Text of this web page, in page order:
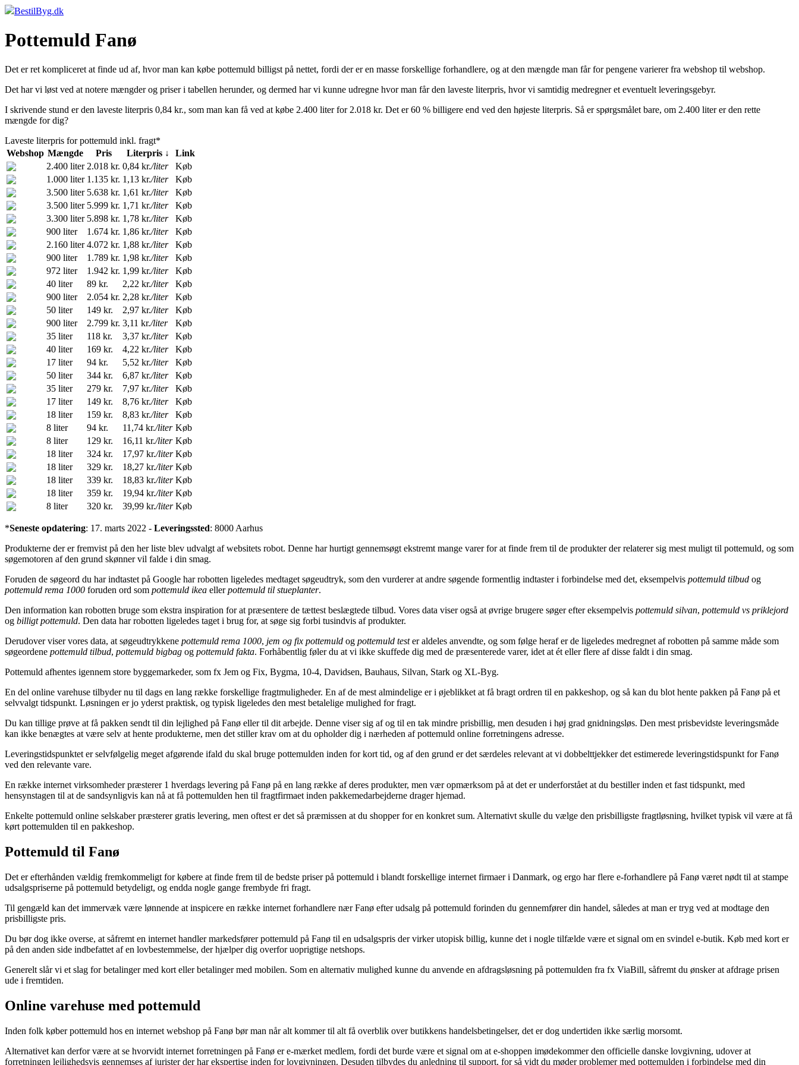
BestilByg.dk
Pottemuld Fanø
Det er ret kompliceret at finde ud af, hvor man kan købe pottemuld billigst på nettet, fordi der er en masse forskellige forhandlere, og at den mængde man får for pengene varierer fra webshop til webshop.
Det har vi løst ved at notere mængder og priser i tabellen herunder, og dermed har vi kunne udregne hvor man får den laveste literpris, hvor vi samtidig medregner et eventuelt leveringsgebyr.
I skrivende stund er den laveste literpris 0,84 kr., som man kan få ved at købe 2.400 liter for 2.018 kr. Det er 60 % billigere end ved den højeste literpris. Så er spørgsmålet bare, om 2.400 liter er den rette
mængde for dig?
Laveste literpris for pottemuld inkl. fragt*
Webshop Mængde Pris Literpris ↓
Link
2.400 liter 2.018 kr. 0,84 kr./liter
Køb
1.000 liter 1.135 kr. 1,13 kr./liter
Køb
3.500 liter 5.638 kr. 1,61 kr./liter
Køb
3.500 liter 5.999 kr. 1,71 kr./liter
Køb
3.300 liter 5.898 kr. 1,78 kr./liter
Køb
900 liter
1.674 kr. 1,86 kr./liter
Køb
2.160 liter 4.072 kr. 1,88 kr./liter
Køb
900 liter
1.789 kr. 1,98 kr./liter
Køb
972 liter
1.942 kr. 1,99 kr./liter
Køb
40 liter
89 kr. 2,22 kr./liter
Køb
900 liter
2.054 kr. 2,28 kr./liter
Køb
50 liter
149 kr. 2,97 kr./liter
Køb
900 liter
2.799 kr. 3,11 kr./liter
Køb
35 liter
118 kr. 3,37 kr./liter
Køb
40 liter
169 kr. 4,22 kr./liter
Køb
17 liter
94 kr. 5,52 kr./liter
Køb
50 liter
344 kr. 6,87 kr./liter
Køb
35 liter
279 kr. 7,97 kr./liter
Køb
17 liter
149 kr. 8,76 kr./liter
Køb
18 liter
159 kr. 8,83 kr./liter
Køb
8 liter
94 kr. 11,74 kr./liter Køb
8 liter
129 kr. 16,11 kr./liter Køb
18 liter
324 kr. 17,97 kr./liter Køb
18 liter
329 kr. 18,27 kr./liter Køb
18 liter
339 kr. 18,83 kr./liter Køb
18 liter
359 kr. 19,94 kr./liter Køb
8 liter
320 kr. 39,99 kr./liter Køb
*Seneste opdatering: 17. marts 2022 - Leveringssted: 8000 Aarhus
Produkterne der er fremvist på den her liste blev udvalgt af websitets robot. Denne har hurtigt gennemsøgt ekstremt mange varer for at finde frem til de produkter der relaterer sig mest muligt til pottemuld, og som
søgemotoren af den grund skønner vil falde i din smag.
Foruden de søgeord du har indtastet på Google har robotten ligeledes medtaget søgeudtryk, som den vurderer at andre søgende formentlig indtaster i forbindelse med det, eksempelvis pottemuld tilbud og
pottemuld rema 1000 foruden ord som pottemuld ikea ellerpottemuld til stueplanter.
Den information kan robotten bruge som ekstra inspiration for at præsentere de tættest beslægtede tilbud. Vores data viser også at øvrige brugere søger efter eksempelvis pottemuld silvan, pottemuld vs priklejord
og billigt pottemuld. Den data har robotten ligeledes taget i brug for, at søge sig forbi tusindvis af produkter.
Derudover viser vores data, at søgeudtrykkene pottemuld rema 1000, jem og fix pottemuld og pottemuld tester aldeles anvendte, og som følge heraf er de ligeledes medregnet af robotten på samme måde som
søgeordene pottemuld tilbud, pottemuld bigbag og pottemuld fakta. Forhåbentlig føler du at vi ikke skuffede dig med de præsenterede varer, idet at ét eller flere af disse faldt i din smag.
Pottemuld afhentes igennem store byggemarkeder, som fx Jem og Fix, Bygma, 10-4, Davidsen, Bauhaus, Silvan, Stark og XL-Byg.
En del online varehuse tilbyder nu til dags en lang række forskellige fragtmuligheder. En af de mest almindelige er i øjeblikket at få bragt ordren til en pakkeshop, og så kan du blot hente pakken på Fanø på et
selvvalgt tidspunkt. Løsningen er jo yderst praktisk, og typisk ligeledes den mest betalelige mulighed for fragt.
Du kan tillige prøve at få pakken sendt til din lejlighed på Fanø eller til dit arbejde. Denne viser sig af og til en tak mindre prisbillig, men desuden i høj grad gnidningsløs. Den mest prisbevidste leveringsmåde
kan ikke benægtes at være selv at hente produkterne, men det stiller krav om at du opholder dig i nærheden af pottemuld online forretningens adresse.
Leveringstidspunktet er selvfølgelig meget afgørende ifald du skal bruge pottemulden inden for kort tid, og af den grund er det særdeles relevant at vi dobbelttjekker det estimerede leveringstidspunkt for Fanø
ved den relevante vare.
En række internet virksomheder præsterer 1 hverdags levering på Fanø på en lang række af deres produkter, men vær opmærksom på at det er underforstået at du bestiller inden et fast tidspunkt, med
hensynstagen til at de sandsynligvis kan nå at få pottemulden hen til fragtfirmaet inden pakkemedarbejderne drager hjemad.
Enkelte pottemuld online selskaber præsterer gratis levering, men oftest er det så præmissen at du shopper for en konkret sum. Alternativt skulle du vælge den prisbilligste fragtløsning, hvilket typisk vil være at få
kørt pottemulden til en pakkeshop.
Pottemuld til Fanø
Det er efterhånden vældig fremkommeligt for købere at finde frem til de bedste priser på pottemuld i blandt forskellige internet firmaer i Danmark, og ergo har flere e-forhandlere på Fanø været nødt til at stampe
udsalgspriserne på pottemuld betydeligt, og endda nogle gange frembyde fri fragt.
Til gengæld kan det immervæk være lønnende at inspicere en række internet forhandlere nær Fanø efter udsalg på pottemuld forinden du gennemfører din handel, således at man er tryg ved at modtage den
prisbilligste pris.
Du bør dog ikke overse, at såfremt en internet handler markedsfører pottemuld på Fanø til en udsalgspris der virker utopisk billig, kunne det i nogle tilfælde være et signal om en svindel e-butik. Køb med kort er
på den anden side indbefattet af en lovbestemmelse, der hjælper dig overfor uoprigtige netshops.
Generelt slår vi et slag for betalinger med kort eller betalinger med mobilen. Som en alternativ mulighed kunne du anvende en afdragsløsning på pottemulden fra fx ViaBill, såfremt du ønsker at afdrage prisen
ude i fremtiden.
Online varehuse med pottemuld
Inden folk køber pottemuld hos en internet webshop på Fanø bør man når alt kommer til alt få overblik over butikkens handelsbetingelser, det er dog undertiden ikke særlig morsomt.
Alternativet kan derfor være at se hvorvidt internet forretningen på Fanø er e-mærket medlem, fordi det burde være et signal om at e-shoppen imødekommer den officielle danske lovgivning, udover at
forretningen lejlighedsvis gennemses af jurister der har ekspertise inden for lovgivningen. Desuden tilbydes du anledning til support, for så vidt du møder problemer med pottemulden i forbindelse med din